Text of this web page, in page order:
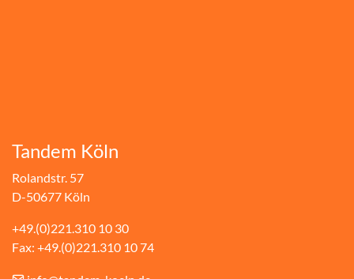
Tandem Köln
Rolandstr. 57
D-50677 Köln
+49.(0)221.310 10 30
Fax: +49.(0)221.310 10 74